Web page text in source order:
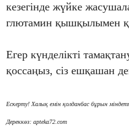
кезегінде жүйке
глютамин қышқылымен
Егер күнделікті
қоссаңыз, сіз ешқашан
Ескерту! Халық емін қолданбас бұрын
Дереккөз: apteka72.com